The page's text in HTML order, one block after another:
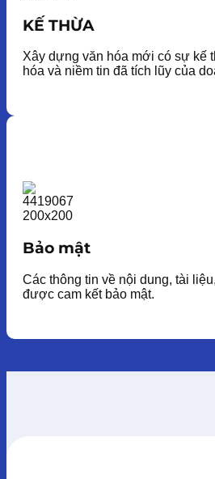
KẾ THỪA
Xây dựng văn hóa mới có sự kế
hóa và niềm tin đã tích lũy của
Bảo mật
Các thông tin về nội dung, tài
được cam kết bảo mật.